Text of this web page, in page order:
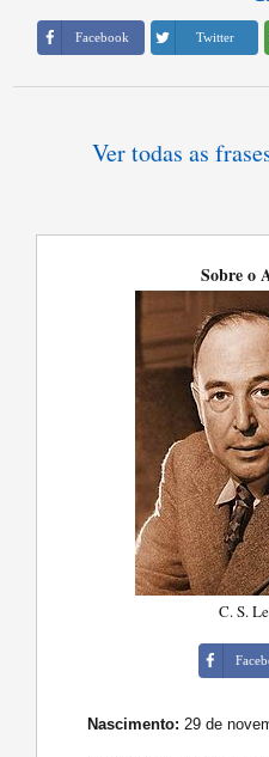
Facebook Twitter
Ver todas as
Sobre o
C. S.
Nascimento: 29 de